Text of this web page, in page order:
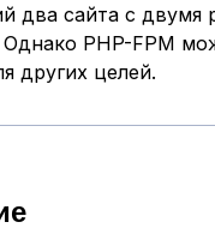
два сайта с двумя
Однако PHP-FPM
других целей.